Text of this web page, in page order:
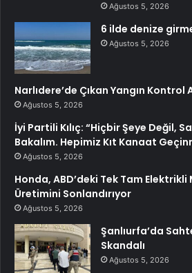
Ağustos 5, 2026
6 ilde denize
Ağustos 5, 2026
Narlıdere’de Çıkan Yangın Kontrol
Ağustos 5, 2026
İyi Partili Kılıç: “Hiçbir Şeye Değil,
Bakalım. Hepimiz Kıt Kanaat
Ağustos 5, 2026
Honda, ABD’deki Tek Tam
Üretimini Sonlandırıyor
Ağustos 5, 2026
Şanlıurfa’da
Skandalı
Ağustos 5, 2026